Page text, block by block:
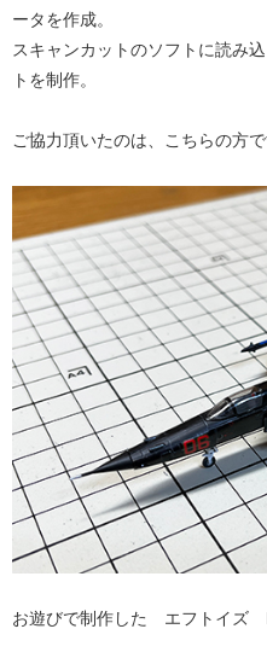
ータを作成。
スキャンカットのソフトに読み
トを制作。
ご協力頂いたのは、こちらの方で
お遊びで制作した エフトイズ